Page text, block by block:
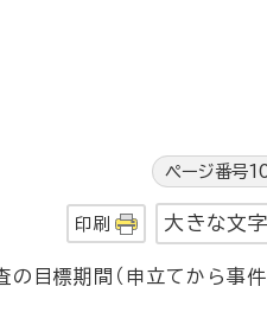
ページ番号
印刷 大きな文
目標期間（申立てから事